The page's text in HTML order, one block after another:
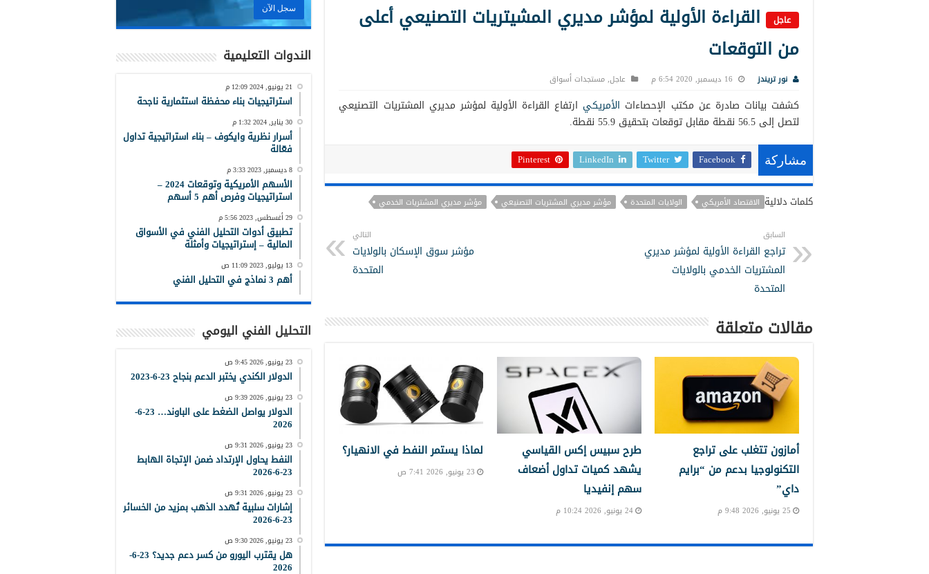
عاجل
القراءة الأولية لمؤشر مديري المشيتريات التصنيعي أعلى
من التوقعات
نور تريندز 16 ديسمبر, 2020 6:54 م عاجل,مستجدات أسواق
كشفت بيانات صادرة عن مكتب الإحصاءات الأمريكي ارتفاع القراءة الأولية لمؤشر مديري المشتريات التصنيعي
لتصل إلى 56.5 نقطة مقابل توقعات بتحقيق 55.9 نقطة.
مشاركة Facebook
Twitter
LinkedIn
Pinterest
كلمات دلالية الاقتصاد الأمريكي الولايات المتحدة مؤشر مديري المشتريات التصنيعي مؤشر مديري المشتريات الخدمي
السابق
تراجع القراءة الأولية لمؤشر مديري
المشتريات الخدمي بالولايات
المتحدة
التالي
مؤشر سوق الإسكان بالولايات
المتحدة
مقالات متعلقة
أمازون تتغلب على تراجع
التكنولوجيا بدعم من “برايم
داي”
25 يونيو, 2026 9:48 م
طرح سبيس إكس القياسي
يشهد كميات تداول أضعاف
سهم إنفيديا
24 يونيو, 2026 10:24 م
لماذا يستمر النفط في الانهيار؟
23 يونيو, 2026 7:41 ص
الندوات التعليمية
21 يونيو, 2024 12:09 م
استراتيجيات بناء محفظة استثمارية ناجحة
30 يناير, 2024 1:32 م
أسرار نظرية وايكوف – بناء استراتيجية تداول
فعّالة
8 ديسمبر, 2023 3:33 م
الأسهم الأمريكية وتوقعات 2024 –
استراتيجيات وفرص أهم 5 أسهم
29 أغسطس, 2023 5:56 م
تطبيق أدوات التحليل الفني في الأسواق
المالية – إستراتيجيات وأمثلة
13 يوليو, 2023 11:09 ص
أهم 3 نماذج في التحليل الفني
التحليل الفني اليومي
23 يونيو, 2026 9:45 ص
الدولار الكندي يختبر الدعم بنجاح 23-6-2023
23 يونيو, 2026 9:39 ص
الدولار يواصل الضغط على الباوند… 23-6-
2026
23 يونيو, 2026 9:31 ص
النفط يحاول الإرتداد ضمن الإتجاة الهابط
23-6-2026
23 يونيو, 2026 9:31 ص
إشارات سلبية تُهدد الذهب بمزيد من الخسائر
23-6-2026
23 يونيو, 2026 9:30 ص
هل يقترب اليورو من كسر دعم جديد؟ 23-6-
2026